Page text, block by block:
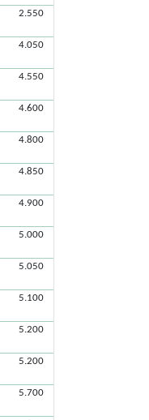
2.550
4.050
4.550
4.600
4.800
4.850
4.900
5.000
5.050
5.100
5.200
5.200
5.700